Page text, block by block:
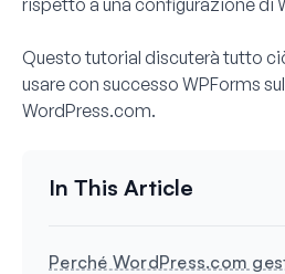
Questo tutorial discuterà tutto
usare con successo WPForms
WordPress.com.
Perché WordPress.com